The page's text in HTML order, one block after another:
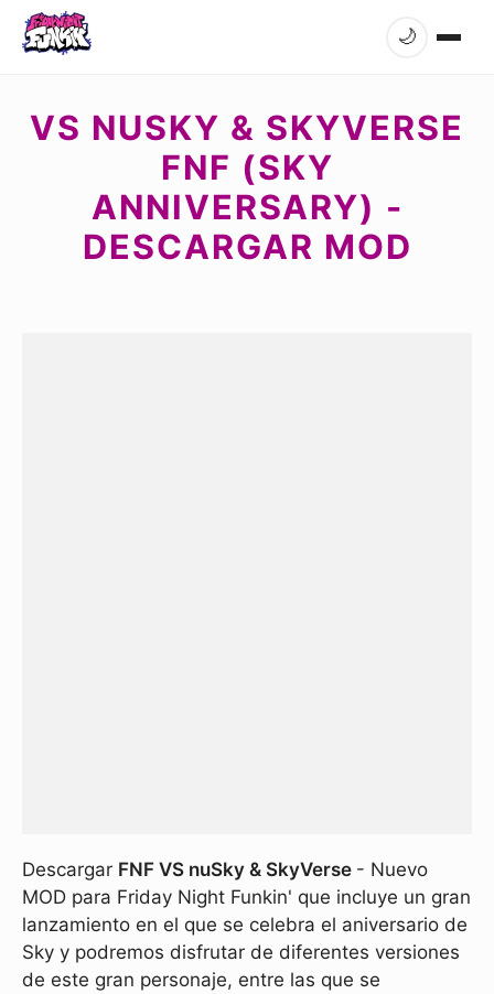
🌙
VS NUSKY & SKYVERSE
FNF (SKY
ANNIVERSARY) -
DESCARGAR MOD
Descargar FNF VS nuSky & SkyVerse - Nuevo
MOD para Friday Night Funkin' que incluye un gran
lanzamiento en el que se celebra el aniversario de
Sky y podremos disfrutar de diferentes versiones
de este gran personaje, entre las que se